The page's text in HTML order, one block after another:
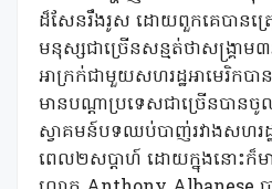
ដ៏សែនរឹងរូស ដោយពួកគេបានត្រ
មនុស្សជាច្រើនសន្មត់ថាសង្រ្គា
អាក្រក់ជាមួយសហរដ្ឋអាមេរិកបា
មានបណ្តាប្រទេសជាច្រើនបាន
ស្វាគមន៍បទឈប់បាញ់រវាងសហរដ្
ពេល២សប្តាហ៍ ដោយក្នុងនោះក៏មា